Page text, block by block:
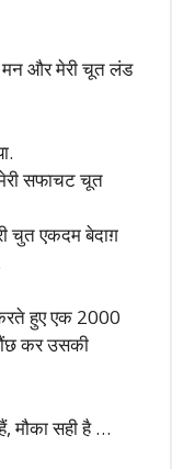
मन और मेरी चूत लंड
सफाचट चूत
चुत एकदम बेदाग़
हुए एक 2000
कर उसकी
मौका सही है …